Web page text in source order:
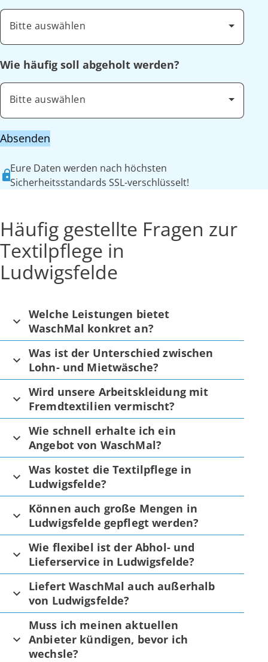
Bitte auswählen
Wie häufig soll abgeholt werden?
Bitte auswählen
Absenden
Eure Daten werden nach höchsten
Sicherheitsstandards SSL-verschlüsselt!
Häufig gestellte Fragen zur
Textilpflege in
Ludwigsfelde
Welche Leistungen bietet
WaschMal konkret an?
Was ist der Unterschied zwischen
Lohn- und Mietwäsche?
Wird unsere Arbeitskleidung mit
Fremdtextilien vermischt?
Wie schnell erhalte ich ein
Angebot von WaschMal?
Was kostet die Textilpflege in
Ludwigsfelde?
Können auch große Mengen in
Ludwigsfelde gepflegt werden?
Wie flexibel ist der Abhol- und
Lieferservice in Ludwigsfelde?
Liefert WaschMal auch außerhalb
von Ludwigsfelde?
Muss ich meinen aktuellen
Anbieter kündigen, bevor ich
wechsle?